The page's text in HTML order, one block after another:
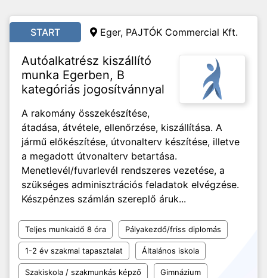
START Eger, PAJTÓK Commercial Kft.
Autóalkatrész kiszállító
munka Egerben, B
kategóriás jogosítvánnyal
A rakomány összekészítése,
átadása, átvétele, ellenőrzése, kiszállítása. A
jármű előkészítése, útvonalterv készítése, illetve
a megadott útvonalterv betartása.
Menetlevél/fuvarlevél rendszeres vezetése, a
szükséges adminisztrációs feladatok elvégzése.
Készpénzes számlán szereplő áruk...
Teljes munkaidő 8 óra Pályakezdő/friss diplomás
1-2 év szakmai tapasztalat Általános iskola
Szakiskola / szakmunkás képző Gimnázium